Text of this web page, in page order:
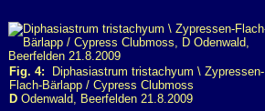
Fig. 4: Diphasiastrum tristachyum \ Zypressen-
Flach-Bärlapp / Cypress Clubmoss
D Odenwald, Beerfelden 21.8.2009